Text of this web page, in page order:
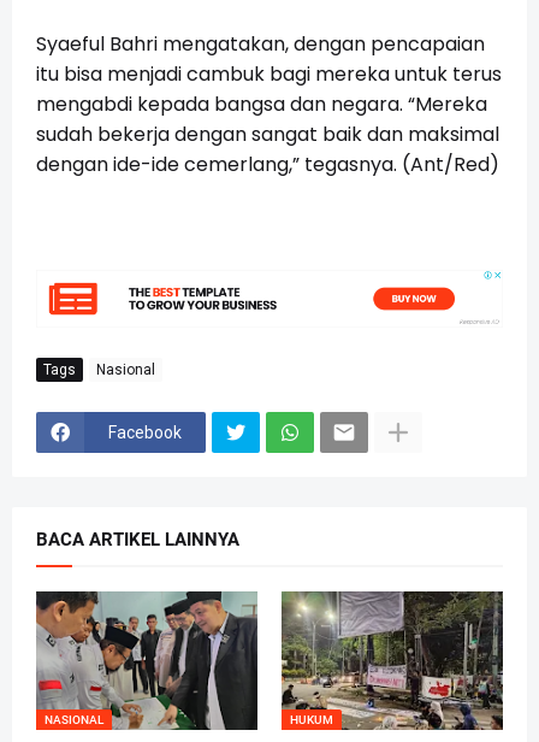
Syaeful Bahri mengatakan, dengan pencapaian
itu bisa menjadi cambuk bagi mereka untuk terus
mengabdi kepada bangsa dan negara. “Mereka
sudah bekerja dengan sangat baik dan maksimal
dengan ide-ide cemerlang,” tegasnya. (Ant/Red)
Tags Nasional
Facebook
BACA ARTIKEL LAINNYA
NASIONAL HUKUM